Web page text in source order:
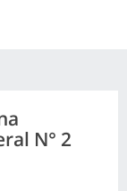
N° 2